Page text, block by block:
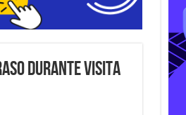
durante visita